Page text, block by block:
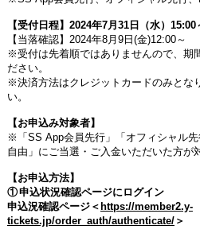
【受付日程】 2024年7月 31日（水） 15:00
【当落確認】 2024年8月 9日 (金)12:00～
※受付は先着順ではありませんので、期
ださい。
※決済方法はクレジットカードのみとな
い。
【お申込み対象者】
※「 SS App会員先行」「オフィシャル先
自由」にご当選・ご入金いただいた方が
【お申込方法】
①申込状況確認ページにログイン
申込況確認ページ＜ https://member2.y-
tickets.jp/order_auth/authenticate/＞